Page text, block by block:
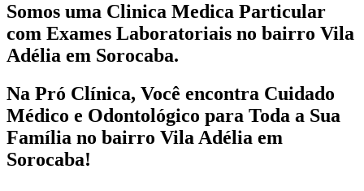
Somos uma Clinica Medica Particular
com Exames Laboratoriais no bairro Vila
Adélia em Sorocaba.
Na Pró Clínica, Você encontra Cuidado
Médico e Odontológico para Toda a Sua
Família no bairro Vila Adélia em
Sorocaba!